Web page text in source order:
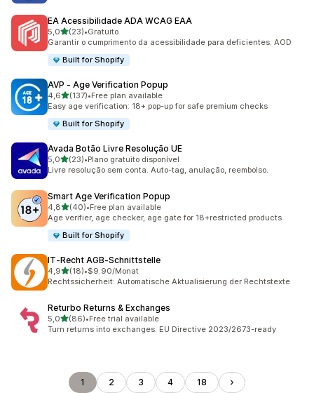
EA Acessibilidade ADA WCAG EAA
5,0de 5 estrelas
(23)
23 total de avaliações
•Gratuito
Garantir o cumprimento da acessibilidade para deficientes: AOD
Built for Shopify
AVP ‑ Age Verification Popup
4,6de 5 estrelas
(137)
137 total de avaliações
•Free plan available
Easy age verification: 18+ pop-up for safe premium checks
Built for Shopify
Avada Botão Livre Resolução UE
5,0de 5 estrelas
(23)
23 total de avaliações
•Plano gratuito disponível
Livre resolução sem conta. Auto-tag, anulação, reembolso.
Smart Age Verification Popup
4,8de 5 estrelas
(40)
40 total de avaliações
•Free plan available
Age verifier, age checker, age gate for 18+restricted products
Built for Shopify
IT‑Recht AGB‑Schnittstelle
4,9de 5 estrelas
(18)
18 total de avaliações
•$9.90/Monat
Rechtssicherheit: Automatische Aktualisierung der Rechtstexte
Returbo Returns & Exchanges
5,0de 5 estrelas
(86)
86 total de avaliações
•Free trial available
Turn returns into exchanges. EU Directive 2023/2673-ready
1 2 3 4 18